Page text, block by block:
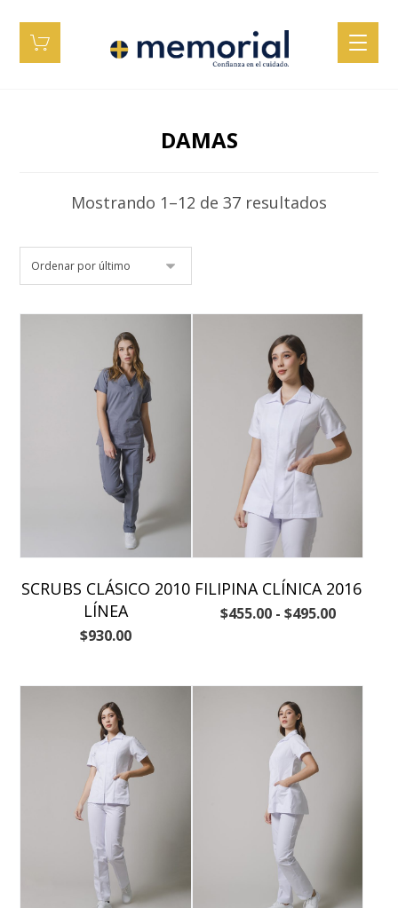
DAMAS
Mostrando 1–12 de 37 resultados
SCRUBS CLÁSICO 2010
LÍNEA
$930.00
FILIPINA CLÍNICA 2016
$455.00 - $495.00